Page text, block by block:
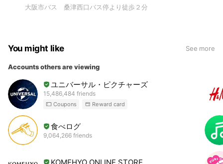
大阪市バス 桑津西口バス停より徒歩２分
You might like See more
Accounts others are viewing
ユニバーサル・ピクチャーズ
15,486,484 friends
Coupons Reward card
食べログ
9,064,266 friends